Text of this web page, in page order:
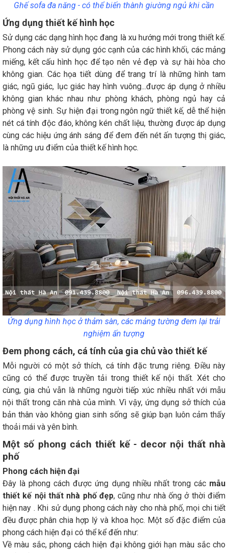
Ghế sofa đa năng - có thể biến thành giường ngủ khi cần
Ứng dụng thiết kế hình học
Sử dụng các dạng hình học đang là xu hướng mới trong thiết kế.
Phong cách này sử dụng góc cạnh của các hình khối, các mảng
miếng, kết cấu hình học để tạo nên vẻ đẹp và sự hài hòa cho
không gian. Các họa tiết dùng để trang trí là những hình tam
giác, ngũ giác, lục giác hay hình vuông...được áp dụng ở nhiều
không gian khác nhau như phòng khách, phòng ngủ hay cả
phòng vệ sinh. Sự hiện đại trong ngôn ngữ thiết kế, dễ thể hiện
nét cá tính độc đáo, không kén chất liệu, thường được áp dụng
cùng các hiệu ứng ánh sáng để đem đến nét ấn tượng thị giác,
là những ưu điểm của thiết kế hình học.
Ứng dụng hình học ở thảm sàn, các mảng tường đem lại trải
nghiệm ấn tượng
Đem phong cách, cá tính của gia chủ vào thiết kế
Mỗi người có một sở thích, cá tính đặc trưng riêng. Điều này
cũng có thể được truyền tải trong thiết kế nội thất. Xét cho
cùng, gia chủ vẫn là những người tiếp xúc nhiều nhất với mẫu
nội thất trong căn nhà của mình. Vì vậy, ứng dụng sở thích của
bản thân vào không gian sinh sống sẽ giúp bạn luôn cảm thấy
thoải mái và yên bình.
Một số phong cách thiết kế - decor nội thất nhà
phố
Phong cách hiện đại
Đây là phong cách được ứng dụng nhiều nhất trong các mẫu
thiết kế nội thất nhà phố đẹp, cũng như nhà ống ở thời điểm
hiện nay . Khi sử dụng phong cách này cho nhà phố, mọi chi tiết
đều được phân chia hợp lý và khoa học. Một số đặc điểm của
phong cách hiện đại có thể kể đến như:
Về màu sắc, phong cách hiện đại không giới hạn màu sắc cho